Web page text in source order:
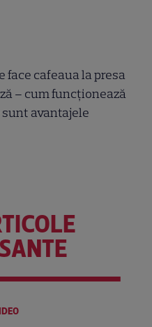
face cafeaua la presa
– cum funcționează
sunt avantajele